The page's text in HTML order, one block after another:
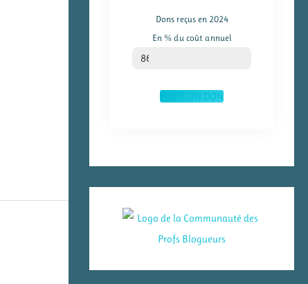
Dons reçus en 2024
En % du coût annuel
% du coût annuel
86
FAIRE UN DON